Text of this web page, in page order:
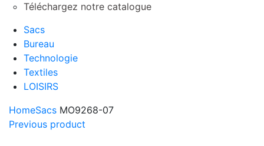
Téléchargez notre catalogue
Sacs
Bureau
Technologie
Textiles
LOISIRS
HomeSacs MO9268-07
Previous product